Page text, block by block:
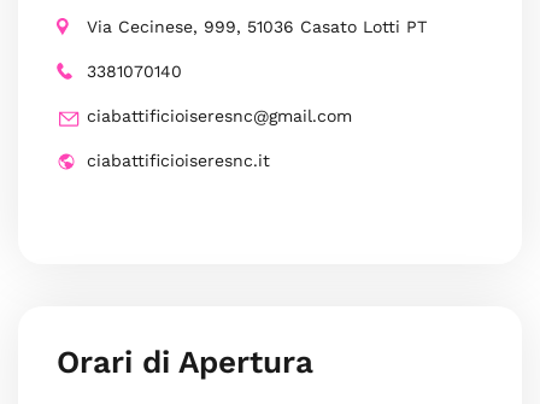
Via Cecinese, 999, 51036 Casato Lotti PT
3381070140
ciabattificioiseresnc@gmail.com
ciabattificioiseresnc.it
Orari di Apertura